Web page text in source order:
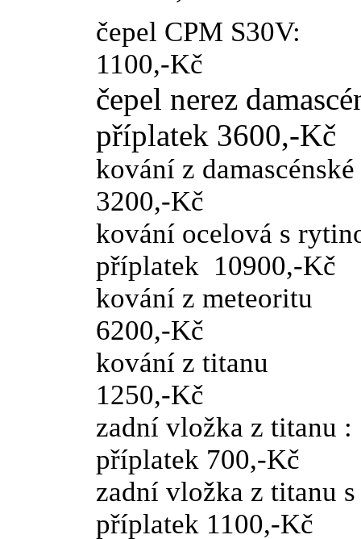
čepel CPM
1100,-Kč
čepel nerez
příplatek 3600,-Kč
kování z
3200,-Kč
kování
příplatek 10900,-Kč
kování z
6200,-Kč
kování z
1250,-Kč
zadní
příplatek 700,-Kč
zadní vložka z
příplatek 1100,-Kč